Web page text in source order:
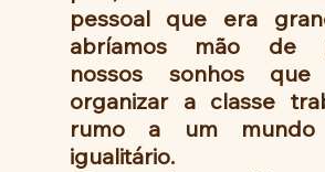
pessoal que era
abríamos mão de
nossos sonhos
organizar a classe
rumo a um
igualitário.